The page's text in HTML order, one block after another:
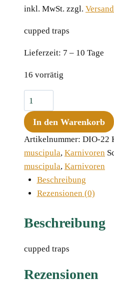
inkl. MwSt. zzgl.
cupped traps
Lieferzeit: 7 – 10 Tage
16 vorrätig
Dionaea
muscipula
"BCP
Crazy
Cup
Trap"
Menge
In den Warenkorb
Artikelnummer: DIO-22
muscipula, Karnivoren
muscipula, Karnivoren
Beschreibung
Rezensionen (0)
Beschreibung
cupped traps
Rezensionen